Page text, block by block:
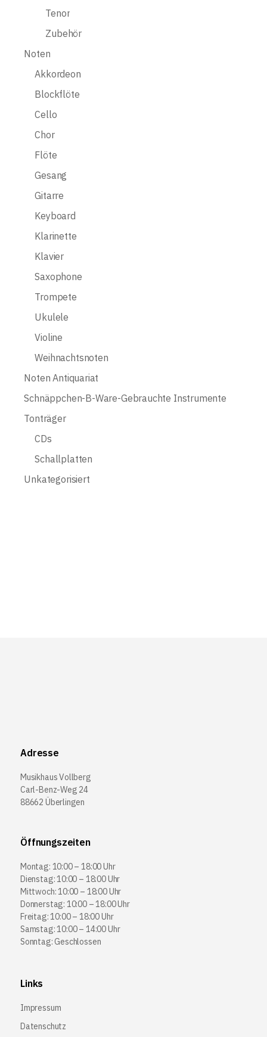
Tenor
Zubehör
Noten
Akkordeon
Blockflöte
Cello
Chor
Flöte
Gesang
Gitarre
Keyboard
Klarinette
Klavier
Saxophone
Trompete
Ukulele
Violine
Weihnachtsnoten
Noten Antiquariat
Schnäppchen-B-Ware-Gebrauchte Instrumente
Tonträger
CDs
Schallplatten
Unkategorisiert
Adresse
Musikhaus Vollberg
Carl-Benz-Weg 24
88662 Überlingen
Öffnungszeiten
Montag: 10:00 – 18:00 Uhr
Dienstag: 10:00 – 18:00 Uhr
Mittwoch: 10:00 – 18:00 Uhr
Donnerstag: 10:00 – 18:00 Uhr
Freitag: 10:00 – 18:00 Uhr
Samstag: 10:00 – 14:00 Uhr
Sonntag: Geschlossen
Links
Impressum
Datenschutz